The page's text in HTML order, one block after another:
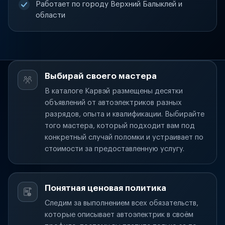
Работает по городу Верхний Балыклей и
области
Выбирай своего мастера
В каталоге Карвэй размещены десятки
объявлений от автоэлектриков разных
разрядов, опыта и квалификации. Выбирайте
того мастера, который подходит вам под
конкретный случай поломки и устраивает по
стоимости за предоставленную услугу.
Понятная ценовая политика
Следим за выполнением всех обязательств,
которые описывает автоэлектрик в своём